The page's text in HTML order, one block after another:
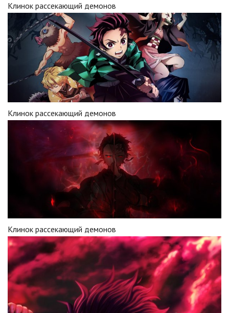
Клинок рассекающий демонов
Клинок рассекающий демонов
Клинок рассекающий демонов